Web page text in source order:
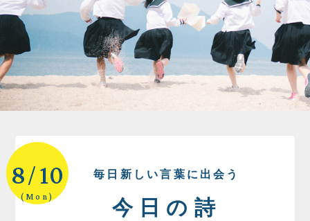
8/10
(Mon)
毎日新しい言葉に出会う
今日の詩